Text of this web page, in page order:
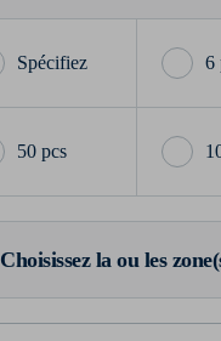
6
50 pcs
Choisissez la ou les